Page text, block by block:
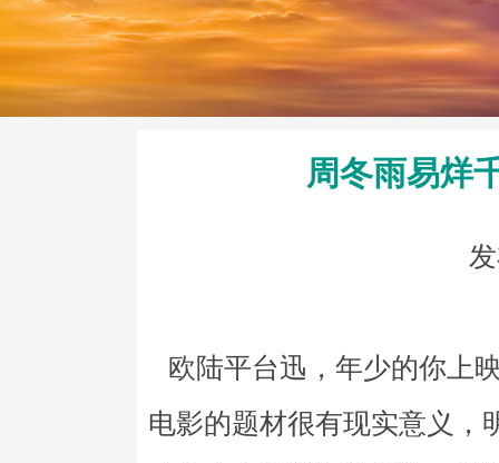
周冬雨易烊
欧陆平台迅，年少的你上
电影的题材很有现实意义，